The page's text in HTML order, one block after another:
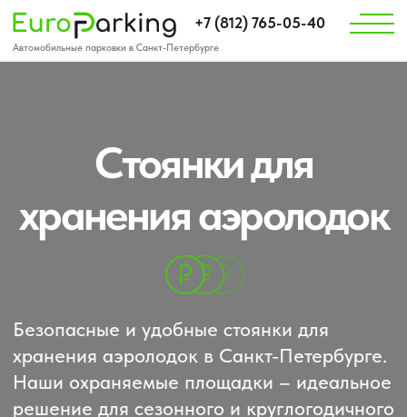
+7 (812) 765-05-40
Автомобильные парковки в Санкт-Петербурге
хранения аэролодок
Безопасные и удобные стоянки для
хранения аэролодок в Санкт-Петербурге.
Наши охраняемые площадки – идеальное
решение для сезонного и круглогодичного